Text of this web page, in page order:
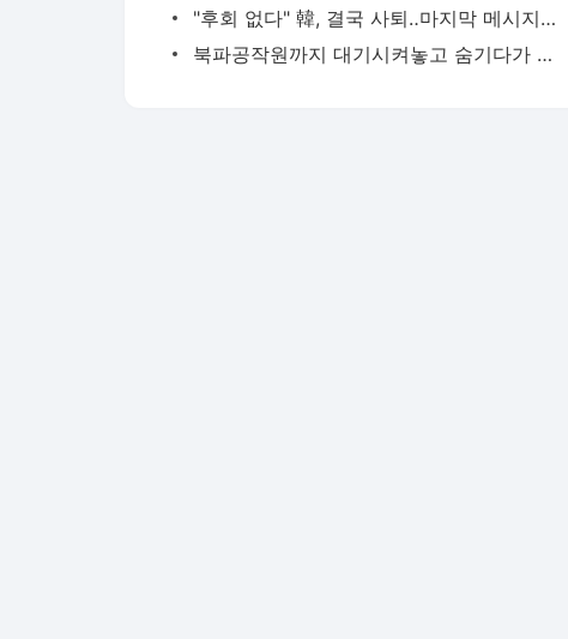
"후회 없다" 韓, 결국 사퇴‥마지막 메시지는 "이재명.." [현장영상]
북파공작원까지 대기시켜놓고 숨기다가 실토‥정보사가 '12.3 내란' 핵심?